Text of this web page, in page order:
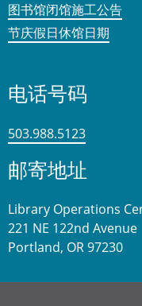
图书馆闭馆施工公告
节庆假日休馆日期
电话号码
503.988.5123
邮寄地址
Library Operations
221 NE 122nd Avenue
Portland, OR 97230